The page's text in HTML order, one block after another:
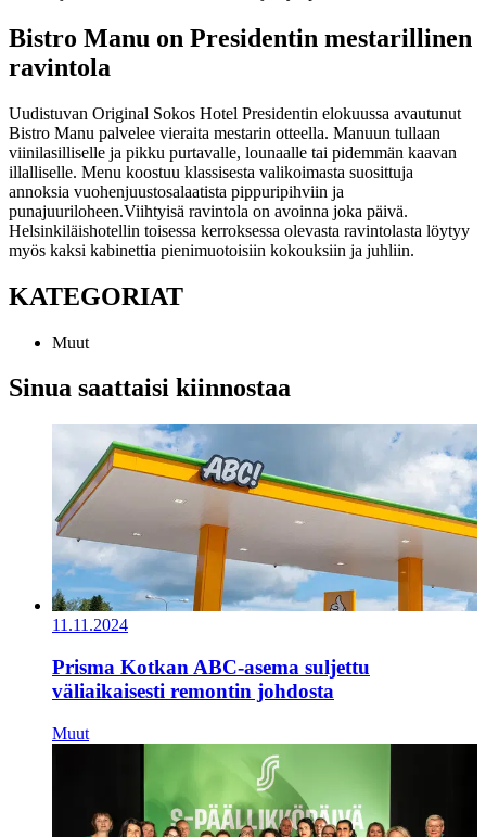
Bistro Manu on Presidentin mestarillinen
ravintola
Uudistuvan Original Sokos Hotel Presidentin elokuussa avautunut
Bistro Manu palvelee vieraita mestarin otteella. Manuun tullaan
viinilasilliselle ja pikku purtavalle, lounaalle tai pidemmän kaavan
illalliselle. Menu koostuu klassisesta valikoimasta suosittuja
annoksia vuohenjuustosalaatista pippuripihviin ja
punajuuriloheen.Viihtyisä ravintola on avoinna joka päivä.
Helsinkiläishotellin toisessa kerroksessa olevasta ravintolasta löytyy
myös kaksi kabinettia pienimuotoisiin kokouksiin ja juhliin.
KATEGORIAT
Muut
Sinua saattaisi kiinnostaa
11.11.2024
Prisma Kotkan ABC-asema suljettu
väliaikaisesti remontin johdosta
Muut